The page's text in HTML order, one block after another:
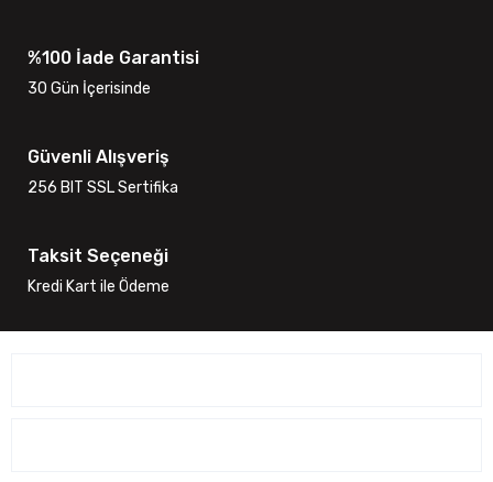
%100 İade Garantisi
30 Gün İçerisinde
Güvenli Alışveriş
256 BIT SSL Sertifika
Taksit Seçeneği
Kredi Kart ile Ödeme